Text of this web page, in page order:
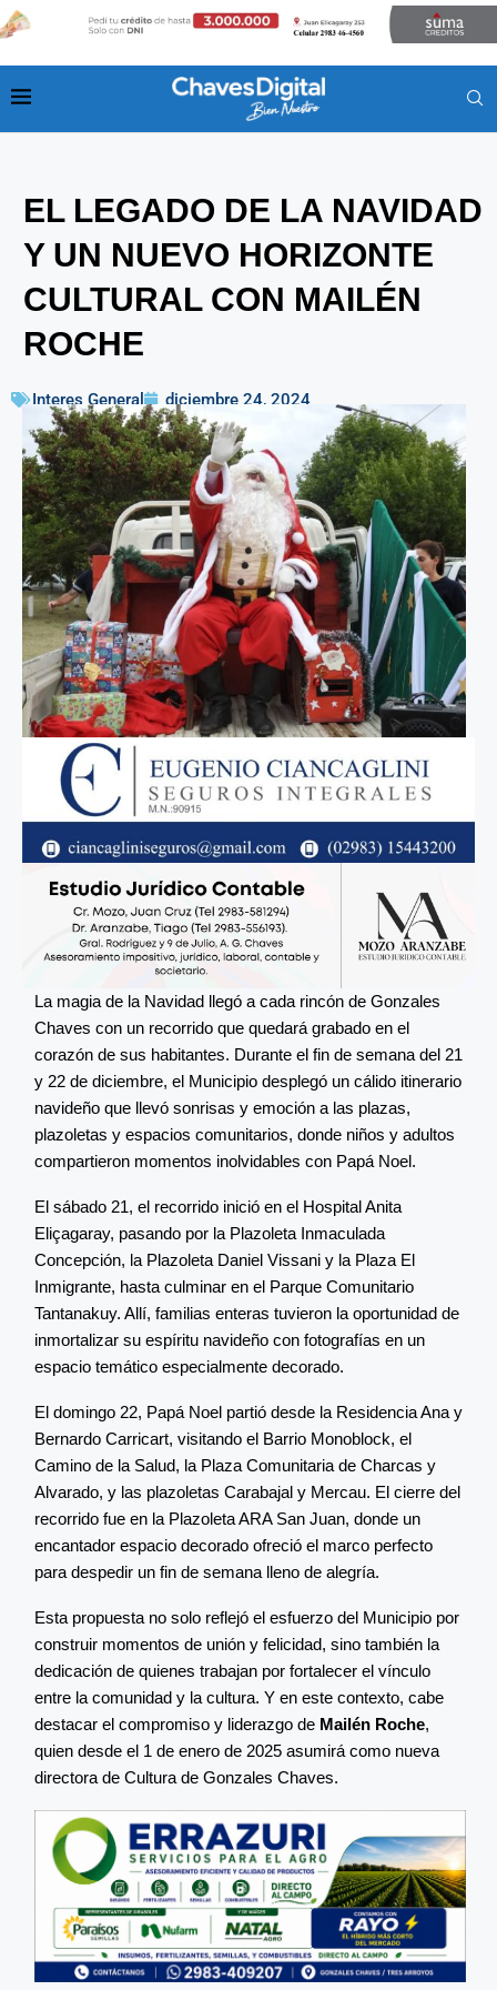
EL LEGADO DE LA NAVIDAD
Y UN NUEVO HORIZONTE
CULTURAL CON MAILÉN
ROCHE
Interes General diciembre 24, 2024
La magia de la Navidad llegó a cada rincón de Gonzales
Chaves con un recorrido que quedará grabado en el
corazón de sus habitantes. Durante el fin de semana del 21
y 22 de diciembre, el Municipio desplegó un cálido itinerario
navideño que llevó sonrisas y emoción a las plazas,
plazoletas y espacios comunitarios, donde niños y adultos
compartieron momentos inolvidables con Papá Noel.
El sábado 21, el recorrido inició en el Hospital Anita
Eliçagaray, pasando por la Plazoleta Inmaculada
Concepción, la Plazoleta Daniel Vissani y la Plaza El
Inmigrante, hasta culminar en el Parque Comunitario
Tantanakuy. Allí, familias enteras tuvieron la oportunidad de
inmortalizar su espíritu navideño con fotografías en un
espacio temático especialmente decorado.
El domingo 22, Papá Noel partió desde la Residencia Ana y
Bernardo Carricart, visitando el Barrio Monoblock, el
Camino de la Salud, la Plaza Comunitaria de Charcas y
Alvarado, y las plazoletas Carabajal y Mercau. El cierre del
recorrido fue en la Plazoleta ARA San Juan, donde un
encantador espacio decorado ofreció el marco perfecto
para despedir un fin de semana lleno de alegría.
Esta propuesta no solo reflejó el esfuerzo del Municipio por
construir momentos de unión y felicidad, sino también la
dedicación de quienes trabajan por fortalecer el vínculo
entre la comunidad y la cultura. Y en este contexto, cabe
destacar el compromiso y liderazgo de Mailén Roche,
quien desde el 1 de enero de 2025 asumirá como nueva
directora de Cultura de Gonzales Chaves.